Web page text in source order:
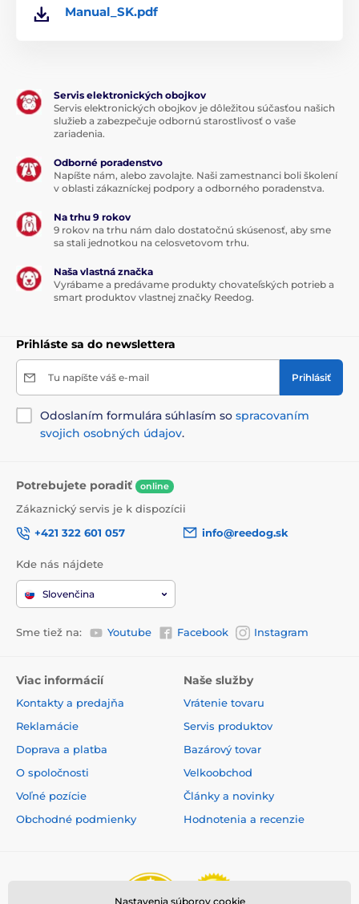
Technické špecifikácie sa môžu zmeniť bez
predchádzajúceho upozornenia. Obrázky majú len
ilustračný charakter.
Chovateľstvo Kozmetika
Labky a pazúriky
Manual_SK.pdf
Servis elektronických obojkov
Servis elektronických obojkov je dôležitou súčasťou našich
služieb a zabezpečuje odbornú starostlivosť o vaše
zariadenia.
Odborné poradenstvo
Napíšte nám, alebo zavolajte. Naši zamestnanci boli školení
v oblasti zákazníckej podpory a odborného poradenstva.
Na trhu 9 rokov
9 rokov na trhu nám dalo dostatočnú skúsenosť, aby sme
sa stali jednotkou na celosvetovom trhu.
Naša vlastná značka
Vyrábame a predávame produkty chovateľských potrieb a
smart produktov vlastnej značky Reedog.
Prihláste sa do newslettera
Tu napíšte váš e-mail Prihlásiť
Odoslaním formulára súhlasím so spracovaním
svojich osobných údajov.
Potrebujete poradiť online
Zákaznický servis je k dispozícii
+421 322 601 057
info@reedog.sk
Kde nás nájdete
Slovenčina
Sme tiež na: Youtube Facebook Instagram
Viac informácií
Kontakty a predajňa
Reklamácie
Doprava a platba
O spoločnosti
Voľné pozície
Obchodné podmienky
Naše služby
Vrátenie tovaru
Servis produktov
Bazárový tovar
Velkoobchod
Články a novinky
Hodnotenia a recenzie
Nastavenia súborov cookie